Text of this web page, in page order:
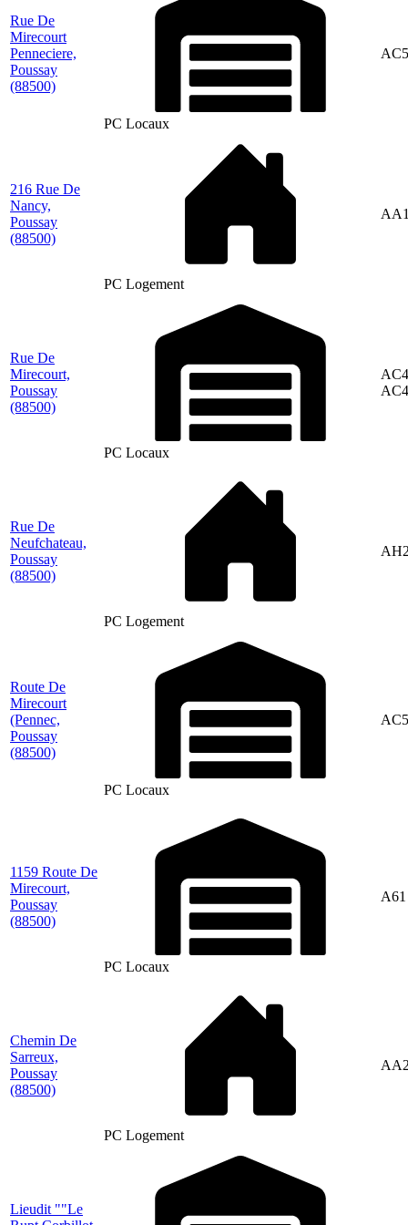
Rue De
Mirecourt
Penneciere,
Poussay
(88500)
PC Locaux
216 Rue De
Nancy,
Poussay
(88500)
PC Logement
Rue De
Mirecourt,
Poussay
(88500)
PC Locaux
Rue De
Neufchateau,
Poussay
(88500)
PC Logement
Route De
Mirecourt
(Pennec,
Poussay
(88500)
PC Locaux
1159 Route De
Mirecourt,
Poussay
(88500)
PC Locaux
A61
Chemin De
Sarreux,
Poussay
(88500)
PC Logement
Lieudit ""Le